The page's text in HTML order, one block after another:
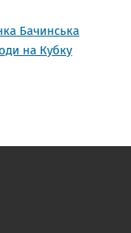
Бачинська
на Кубку